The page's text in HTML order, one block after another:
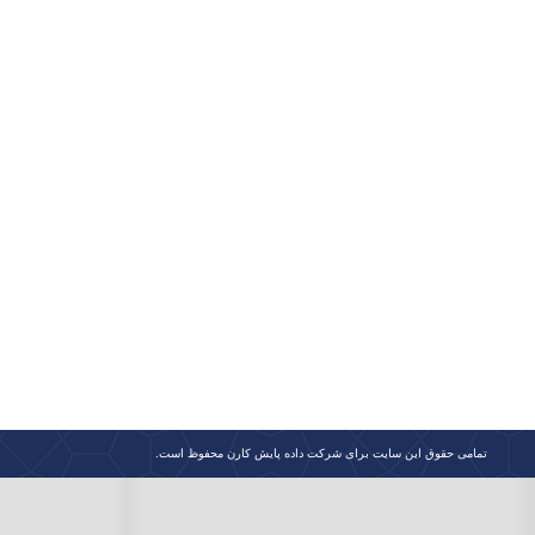
تمامی حقوق این سایت برای شرکت داده پایش کارن محفوظ است.